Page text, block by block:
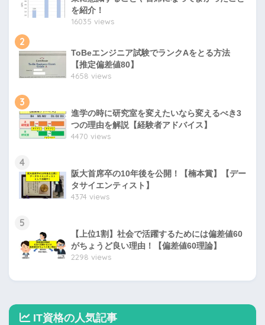
を紹介！
16035 views
2
ToBeエンジニア試験でランクAをとる方法
【推定偏差値80】
4658 views
3
進学の時に研究室を変えたいなら変えるべき3
つの理由を解説【経験者アドバイス】
4470 views
4
阪大首席卒の10年後を公開！【楠本賞】【デー
タサイエンティスト】
4374 views
5
【上位1割】社会で活躍するためには偏差値60
がちょうど良い理由！【偏差値60理論】
2298 views
IT資格の人気記事